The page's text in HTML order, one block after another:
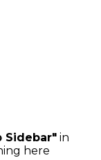
Sidebar" in
here